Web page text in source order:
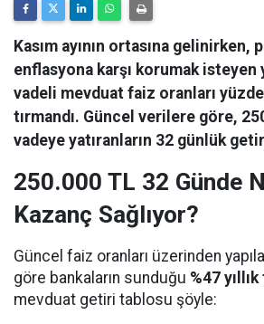
Kasım ayının ortasına gelinirken,
enflasyona karşı korumak isteyen
vadeli mevduat faiz oranları
tırmandı. Güncel verilere göre,
vadeye yatıranların 32 günlük
250.000 TL 32 Günde
Kazanç Sağlıyor?
Güncel faiz oranları üzerinden
göre bankaların sunduğu %47
mevduat getiri tablosu şöyle: